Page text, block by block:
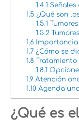
1.4.1
1.5 ¿Qué son
1.5.1
1.5.2
1.6Importancia
1.7¿Cómo se
1.8Tratamiento
1.8.1
1.9 Atención
1.10Agenda
¿Qué es